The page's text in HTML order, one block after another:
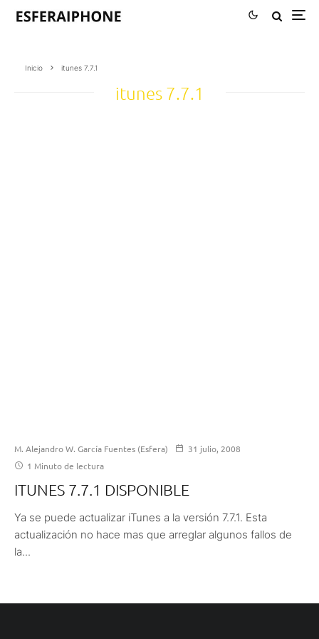
Inicio itunes 7.7.1
itunes 7.7.1
M. Alejandro W. García Fuentes (Esfera)
31 julio, 2008
1 Minuto de lectura
ITUNES 7.7.1 DISPONIBLE
Ya se puede actualizar iTunes a la versión 7.7.1. Esta
actualización no hace mas que arreglar algunos fallos de
la...